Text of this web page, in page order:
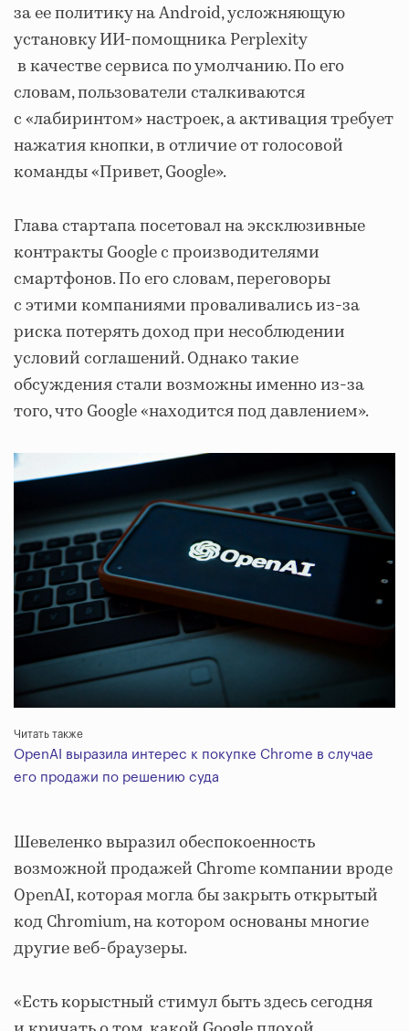
за ее политику на Android, усложняющую
установку ИИ-помощника Perplexity
в качестве сервиса по умолчанию. По его
словам, пользователи сталкиваются
с «лабиринтом» настроек, а активация требует
нажатия кнопки, в отличие от голосовой
команды «Привет, Google».
Глава стартапа посетовал на эксклюзивные
контракты Google с производителями
смартфонов. По его словам, переговоры
с этими компаниями проваливались из-за
риска потерять доход при несоблюдении
условий соглашений. Однако такие
обсуждения стали возможны именно из-за
того, что Google «находится под давлением».
Читать также
OpenAI выразила интерес к покупке Chrome в случае
его продажи по решению суда
Шевеленко выразил обеспокоенность
возможной продажей Chrome компании вроде
OpenAI, которая могла бы закрыть открытый
код Chromium, на котором основаны многие
другие веб-браузеры.
«Есть корыстный стимул быть здесь сегодня